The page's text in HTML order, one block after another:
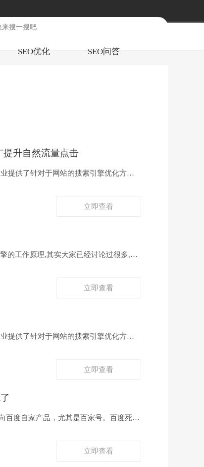
SEO优化 SEO问答
提升自然流量点击
提供了针对于网站的搜索引擎优化方
立即查看
的工作原理,其实大家已经讨论过很多,但
立即查看
提供了针对于网站的搜索引擎优化方
立即查看
百度自家产品，尤其是百家号。百度死
立即查看